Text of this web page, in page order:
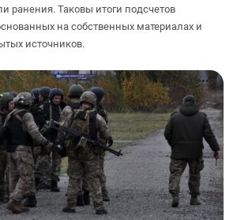
ранения. Таковы итоги подсчетов
на собственных материалах и
источников.